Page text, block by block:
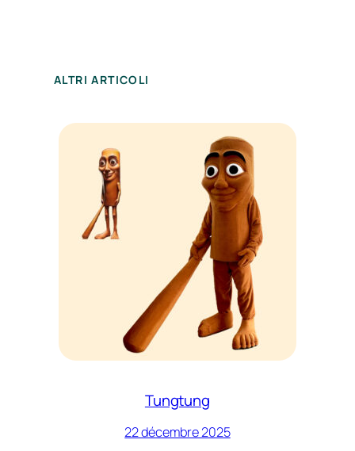
ALTRI ARTICOLI
Tungtung
22 décembre 2025